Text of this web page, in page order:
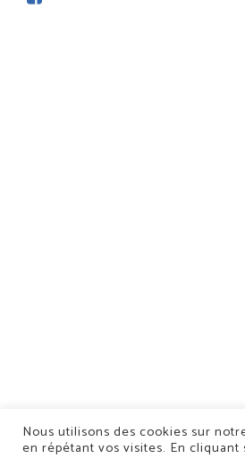
Nous utilisons des cookies sur
en répétant vos visites. En cliquant